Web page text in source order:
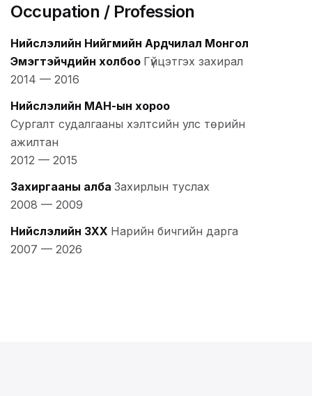
Occupation / Profession
Нийслэлийн Нийгмийн Ардчилал Монгол
Эмэгтэйчүүдийн холбоо Гүйцэтгэх захирал
2014 — 2016
Нийслэлийн МАН-ын хороо
Сургалт судалгааны хэлтсийн улс төрийн
ажилтан
2012 — 2015
Захиргааны алба Захирлын туслах
2008 — 2009
Нийслэлийн ЗХХ Нарийн бичгийн дарга
2007 — 2026